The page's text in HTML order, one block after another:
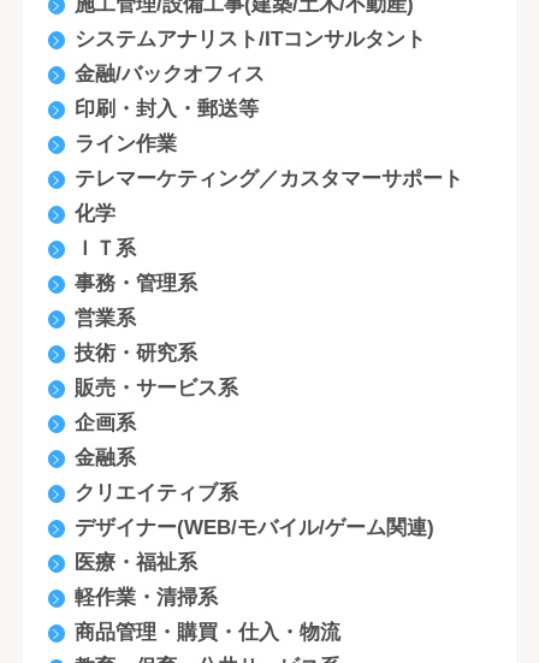
施工管理/設備工事(建築/土木/不動産)
システムアナリスト/ITコンサルタント
金融/バックオフィス
印刷・封入・郵送等
ライン作業
テレマーケティング／カスタマーサポート
化学
ＩＴ系
事務・管理系
営業系
技術・研究系
販売・サービス系
企画系
金融系
クリエイティブ系
デザイナー(WEB/モバイル/ゲーム関連)
医療・福祉系
軽作業・清掃系
商品管理・購買・仕入・物流